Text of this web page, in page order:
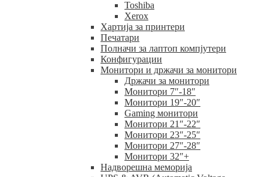
Toshiba
Xerox
Хартија за принтери
Печатари
Полначи за лаптоп компјутери
Конфигурации
Монитори и држачи за монитори
Држачи за монитори
Монитори 7″-18″
Монитори 19″-20″
Gaming монитори
Монитори 21″-22″
Монитори 23″-25″
Монитори 27″-28″
Монитори 32″+
Надворешна меморија